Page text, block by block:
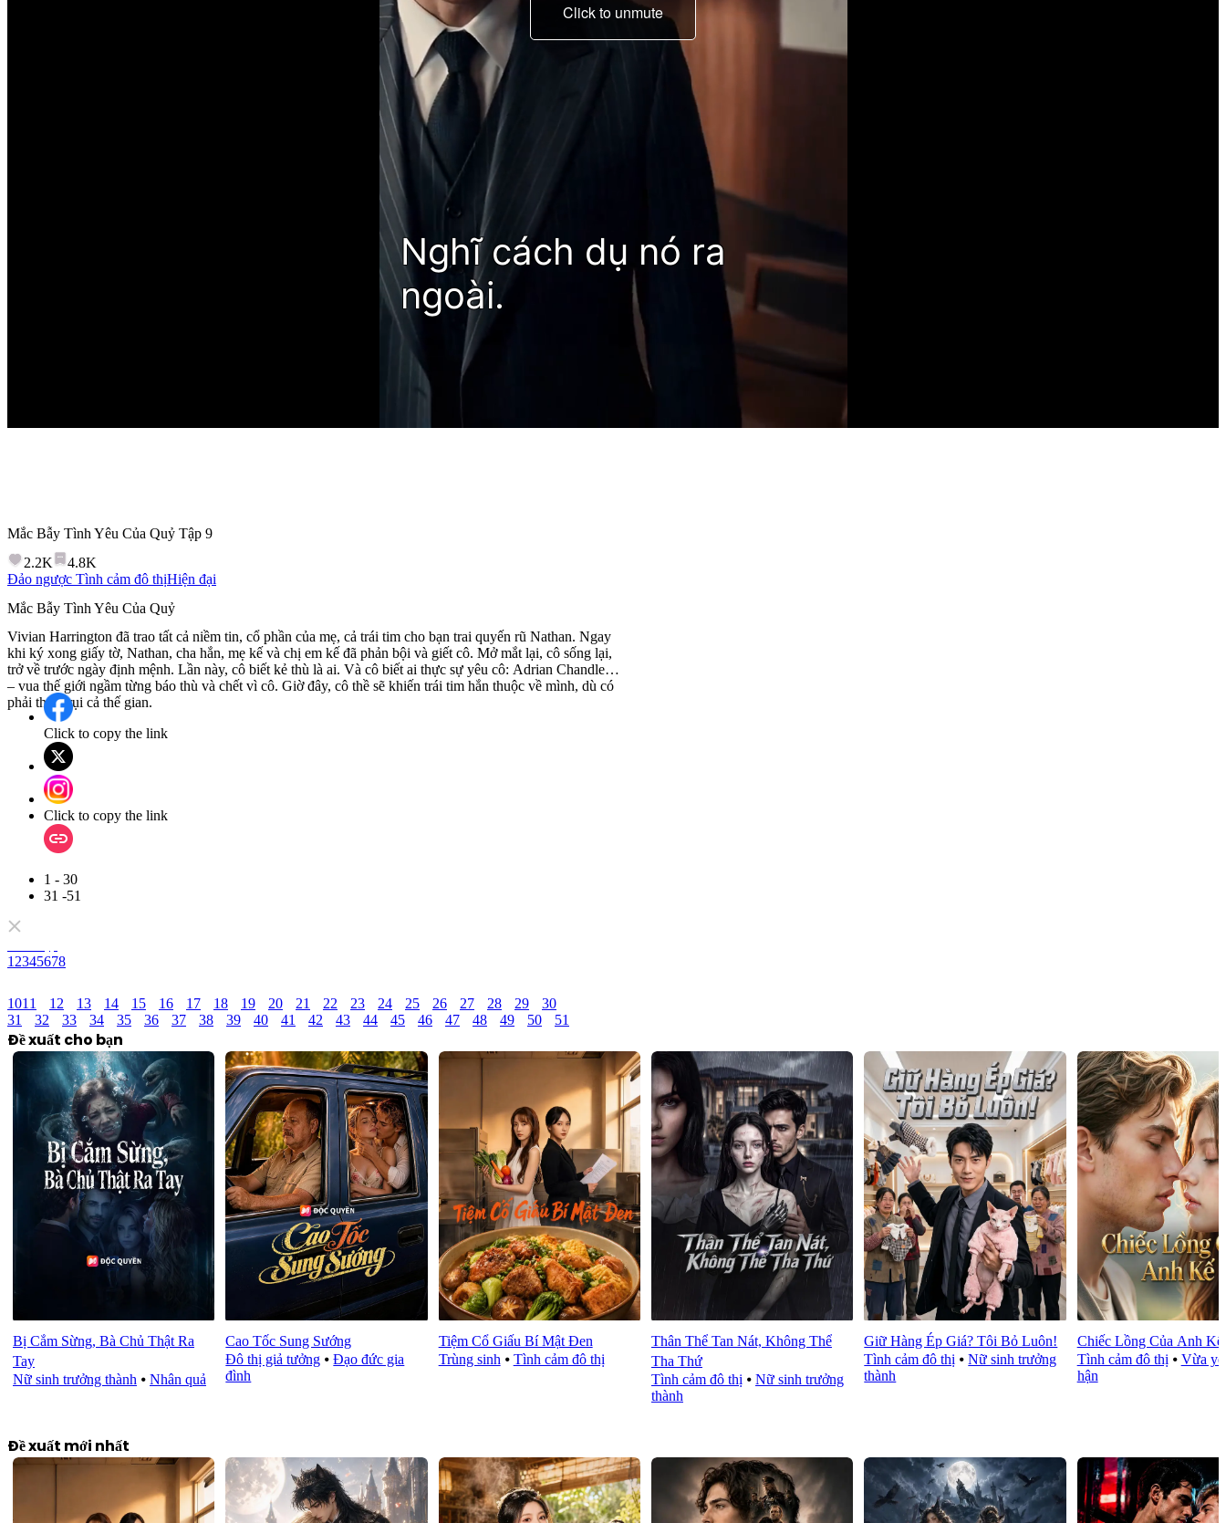
Click to unmute
Mắc Bẫy Tình Yêu Của Quỷ Tập 9
2.2K
4.8K
Đảo ngược Tình cảm đô thịHiện đại
Mắc Bẫy Tình Yêu Của Quỷ
Vivian Harrington đã trao tất cả niềm tin, cổ phần của mẹ, cả trái tim cho bạn trai quyến rũ Nathan. Ngay
khi ký xong giấy tờ, Nathan, cha hắn, mẹ kế và chị em kế đã phản bội và giết cô. Mở mắt lại, cô sống lại,
trở về trước ngày định mệnh. Lần này, cô biết kẻ thù là ai. Và cô biết ai thực sự yêu cô: Adrian Chandler
– vua thế giới ngầm từng báo thù và chết vì cô. Giờ đây, cô thề sẽ khiến trái tim hắn thuộc về mình, dù có
phải thiêu rụi cả thế gian.
Click to copy the link
Click to copy the link
1 - 30
31 -51
1 2345678
1011 12 13 14 15 16 17 18 19 20 21 22 23 24 25 26 27 28 29
30
31
32 33 34 35 36 37 38 39 40 41 42 43 44 45 46 47 48 49 50 51
Đề xuất cho bạn
Bị Cắm Sừng, Bà Chủ Thật Ra
Tay
Nữ sinh trưởng thành ⦁ Nhân quả
Cao Tốc Sung Sướng
Đô thị giả tưởng ⦁Đạo đức gia
đình
Tiệm Cổ Giấu Bí Mật Đen
Trùng sinh ⦁ Tình cảm đô thị
Thân Thể Tan Nát, Không Thể
Tha Thứ
Tình cảm đô thị ⦁ Nữ sinh trưởng
thành
Giữ Hàng Ép Giá? Tôi Bỏ Luôn!
Tình cảm đô thị ⦁Nữ sinh trưởng
thành
Chiếc Lồng Của Anh Kế
Tình cảm đô thị ⦁ Vừa
hận
Đề xuất mới nhất